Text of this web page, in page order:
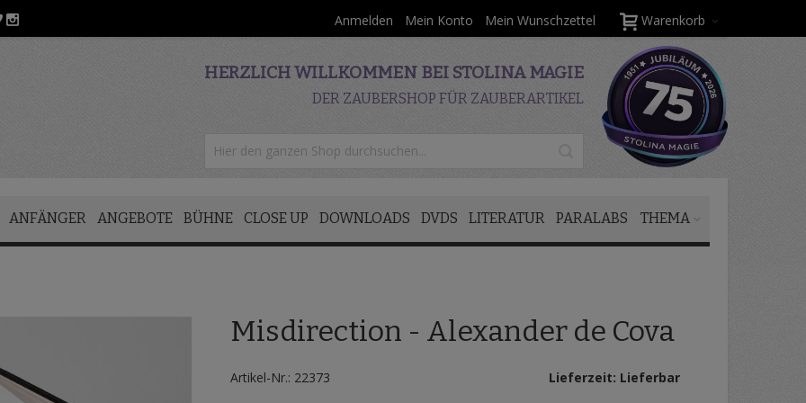
Warenkorb
Anmelden Mein Konto Mein Wunschzettel
HERZLICH WILLKOMMEN BEI STOLINA MAGIE
DER ZAUBERSHOP FÜR ZAUBERARTIKEL
ANFÄNGER ANGEBOTE BÜHNE CLOSE UP DOWNLOADS DVDS LITERATUR PARALABS THEMA
Misdirection - Alexander de Cova
Artikel-Nr.: 22373
Lieferzeit: Lieferbar